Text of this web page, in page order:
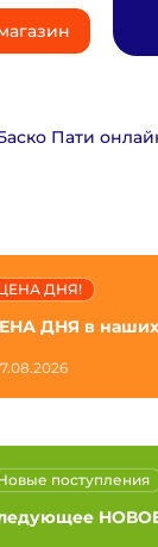
Пати
ДНЯ в наших
ДНЯ!
поступления